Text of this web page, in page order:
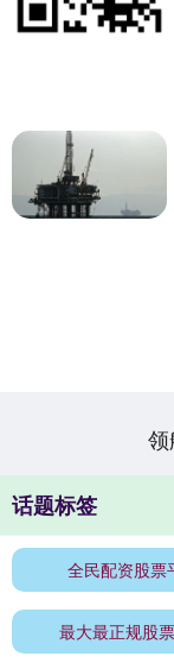
话题标签
全民配资股票
最大最正规股